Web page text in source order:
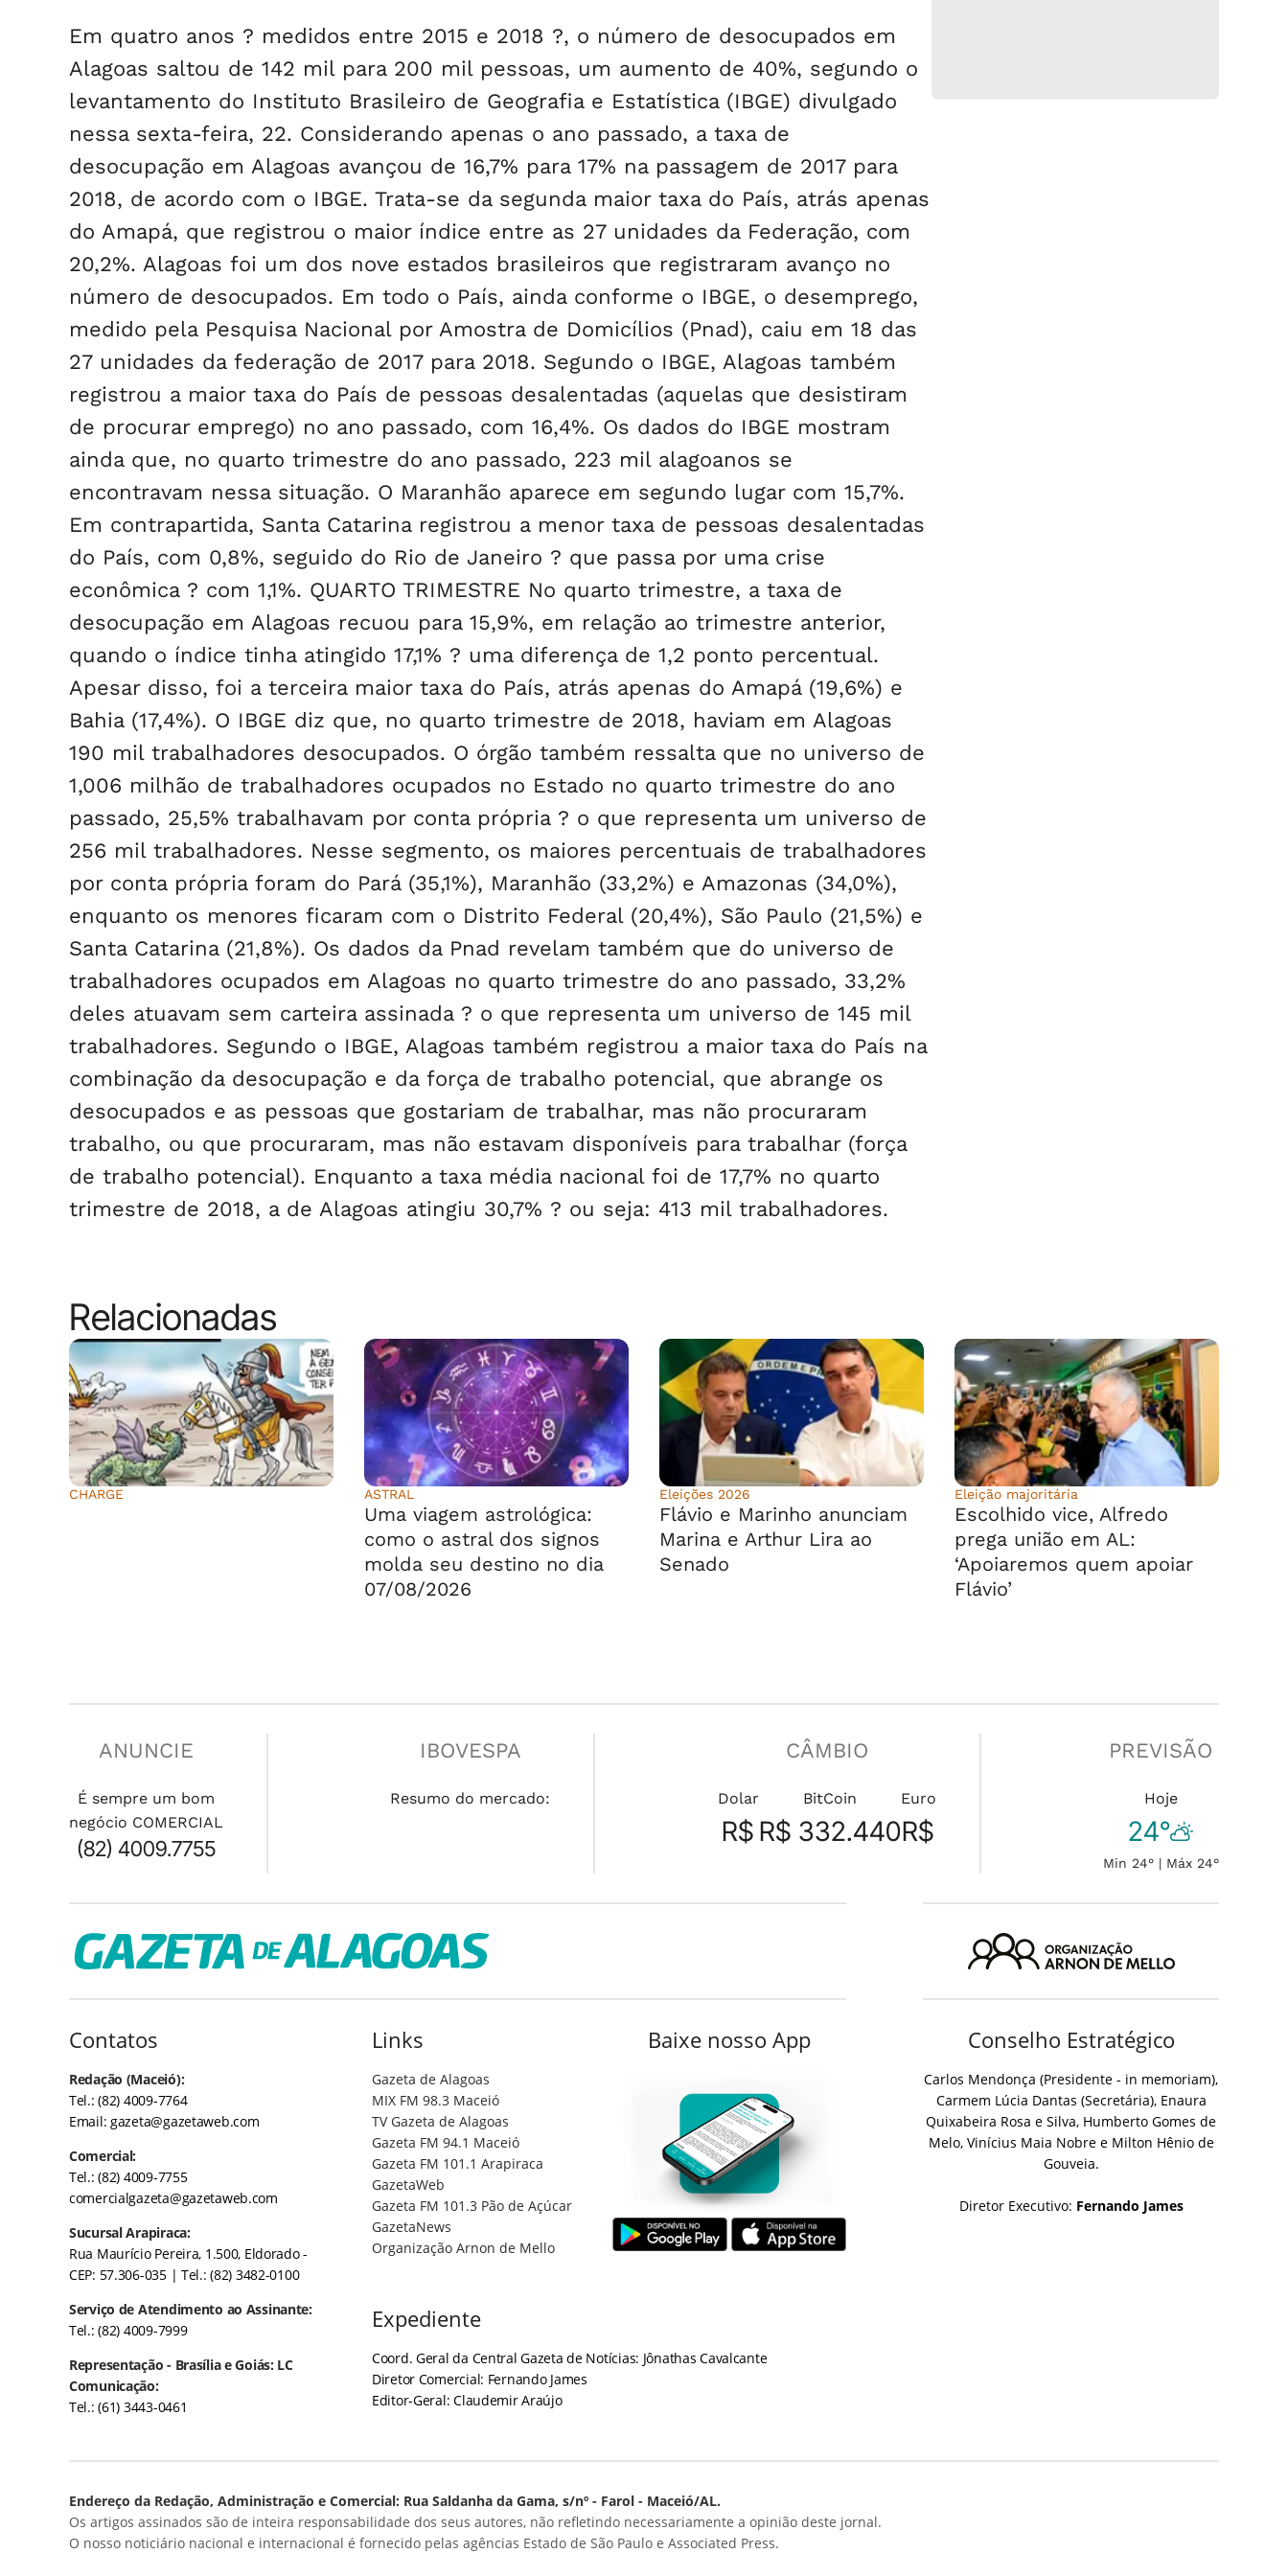
Em quatro anos ? medidos entre 2015 e 2018 ?, o número de desocupados em
Alagoas saltou de 142 mil para 200 mil pessoas, um aumento de 40%, segundo o
levantamento do Instituto Brasileiro de Geografia e Estatística (IBGE) divulgado
nessa sexta-feira, 22. Considerando apenas o ano passado, a taxa de
desocupação em Alagoas avançou de 16,7% para 17% na passagem de 2017 para
2018, de acordo com o IBGE. Trata-se da segunda maior taxa do País, atrás apenas
do Amapá, que registrou o maior índice entre as 27 unidades da Federação, com
20,2%. Alagoas foi um dos nove estados brasileiros que registraram avanço no
número de desocupados. Em todo o País, ainda conforme o IBGE, o desemprego,
medido pela Pesquisa Nacional por Amostra de Domicílios (Pnad), caiu em 18 das
27 unidades da federação de 2017 para 2018. Segundo o IBGE, Alagoas também
registrou a maior taxa do País de pessoas desalentadas (aquelas que desistiram
de procurar emprego) no ano passado, com 16,4%. Os dados do IBGE mostram
ainda que, no quarto trimestre do ano passado, 223 mil alagoanos se
encontravam nessa situação. O Maranhão aparece em segundo lugar com 15,7%.
Em contrapartida, Santa Catarina registrou a menor taxa de pessoas desalentadas
do País, com 0,8%, seguido do Rio de Janeiro ? que passa por uma crise
econômica ? com 1,1%. QUARTO TRIMESTRE No quarto trimestre, a taxa de
desocupação em Alagoas recuou para 15,9%, em relação ao trimestre anterior,
quando o índice tinha atingido 17,1% ? uma diferença de 1,2 ponto percentual.
Apesar disso, foi a terceira maior taxa do País, atrás apenas do Amapá (19,6%) e
Bahia (17,4%). O IBGE diz que, no quarto trimestre de 2018, haviam em Alagoas
190 mil trabalhadores desocupados. O órgão também ressalta que no universo de
1,006 milhão de trabalhadores ocupados no Estado no quarto trimestre do ano
passado, 25,5% trabalhavam por conta própria ? o que representa um universo de
256 mil trabalhadores. Nesse segmento, os maiores percentuais de trabalhadores
por conta própria foram do Pará (35,1%), Maranhão (33,2%) e Amazonas (34,0%),
enquanto os menores ficaram com o Distrito Federal (20,4%), São Paulo (21,5%) e
Santa Catarina (21,8%). Os dados da Pnad revelam também que do universo de
trabalhadores ocupados em Alagoas no quarto trimestre do ano passado, 33,2%
deles atuavam sem carteira assinada ? o que representa um universo de 145 mil
trabalhadores. Segundo o IBGE, Alagoas também registrou a maior taxa do País na
combinação da desocupação e da força de trabalho potencial, que abrange os
desocupados e as pessoas que gostariam de trabalhar, mas não procuraram
trabalho, ou que procuraram, mas não estavam disponíveis para trabalhar (força
de trabalho potencial). Enquanto a taxa média nacional foi de 17,7% no quarto
trimestre de 2018, a de Alagoas atingiu 30,7% ? ou seja: 413 mil trabalhadores.
Relacionadas
CHARGE ASTRAL
Uma viagem astrológica:
como o astral dos signos
molda seu destino no dia
07/08/2026
Eleições 2026
Flávio e Marinho anunciam
Marina e Arthur Lira ao
Senado
Eleição majoritária
Escolhido vice, Alfredo
prega união em AL:
‘Apoiaremos quem apoiar
Flávio’
ANUNCIE
É sempre um bom
negócio COMERCIAL
(82) 4009.7755
IBOVESPA
Resumo do mercado:
CÂMBIO
Dolar
R$
BitCoin
R$ 332.440
Euro
R$
PREVISÃO
Hoje
24°
Min 24° | Máx 24°
Contatos
Redação (Maceió):
Tel.: (82) 4009-7764
Email:gazeta@gazetaweb.com
Comercial:
Tel.: (82) 4009-7755
comercialgazeta@gazetaweb.com
Sucursal Arapiraca:
Rua Maurício Pereira, 1.500, Eldorado -
CEP: 57.306-035 | Tel.: (82) 3482-0100
Serviço de Atendimento ao Assinante:
Tel.: (82) 4009-7999
Representação - Brasília e Goiás: LC
Comunicação:
Tel.: (61) 3443-0461
Links
Gazeta de Alagoas
MIX FM 98.3 Maceió
TV Gazeta de Alagoas
Gazeta FM 94.1 Maceió
Gazeta FM 101.1 Arapiraca
GazetaWeb
Gazeta FM 101.3 Pão de Açúcar
GazetaNews
Organização Arnon de Mello
Expediente
Coord. Geral da Central Gazeta de Notícias: Jônathas Cavalcante
Diretor Comercial: Fernando James
Editor-Geral: Claudemir Araújo
Baixe nosso App Conselho Estratégico
Carlos Mendonça (Presidente - in memoriam),
Carmem Lúcia Dantas (Secretária), Enaura
Quixabeira Rosa e Silva, Humberto Gomes de
Melo, Vinícius Maia Nobre e Milton Hênio de
Gouveia.
Diretor Executivo: Fernando James
Endereço da Redação, Administração e Comercial: Rua Saldanha da Gama, s/nº - Farol - Maceió/AL.
Os artigos assinados são de inteira responsabilidade dos seus autores, não refletindo necessariamente a opinião deste jornal.
O nosso noticiário nacional e internacional é fornecido pelas agências Estado de São Paulo e Associated Press.